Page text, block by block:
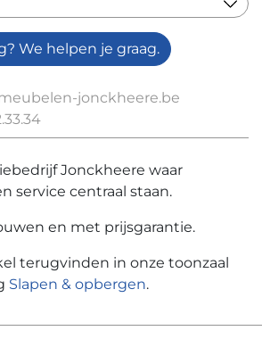
We helpen je graag.
jonckheere.be
Jonckheere waar
service centraal staan.
en met prijsgarantie.
terugvinden in onze toonzaal
Slapen & opbergen.